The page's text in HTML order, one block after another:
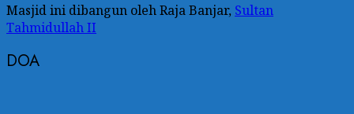
Masjid ini dibangun oleh Raja Banjar, Sultan
Tahmidullah II
DOA